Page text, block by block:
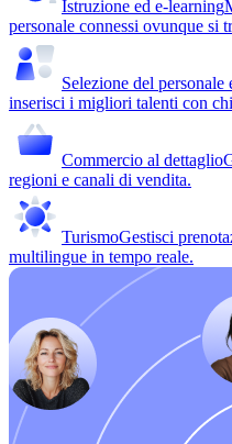
Istruzione ed e-learning
personale connessi ovunque si
Selezione del personale
inserisci i migliori talenti con
Commercio al dettaglio
regioni e canali di vendita.
TurismoGestisci
multilingue in tempo reale.